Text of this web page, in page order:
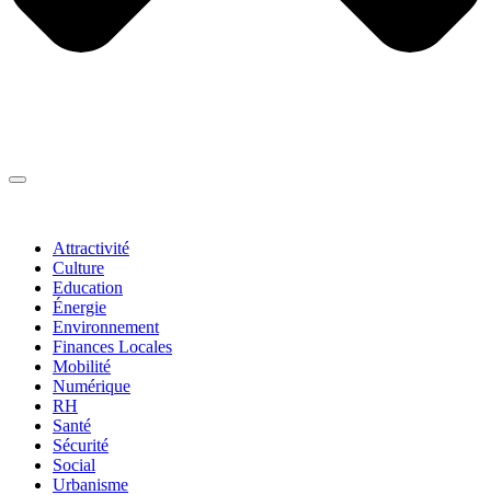
Attractivité
Culture
Education
Énergie
Environnement
Finances Locales
Mobilité
Numérique
RH
Santé
Sécurité
Social
Urbanisme